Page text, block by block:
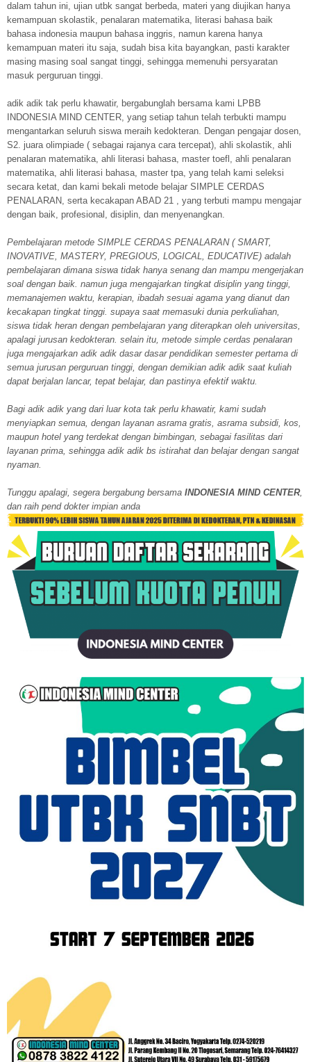
dalam tahun ini, ujian utbk sangat berbeda, materi yang diujikan hanya
kemampuan skolastik, penalaran matematika, literasi bahasa baik
bahasa indonesia maupun bahasa inggris, namun karena hanya
kemampuan materi itu saja, sudah bisa kita bayangkan, pasti karakter
masing masing soal sangat tinggi, sehingga memenuhi persyaratan
masuk perguruan tinggi.
adik adik tak perlu khawatir, bergabunglah bersama kami LPBB
INDONESIA MIND CENTER, yang setiap tahun telah terbukti mampu
mengantarkan seluruh siswa meraih kedokteran. Dengan pengajar dosen,
S2. juara olimpiade ( sebagai rajanya cara tercepat), ahli skolastik, ahli
penalaran matematika, ahli literasi bahasa, master toefl, ahli penalaran
matematika, ahli literasi bahasa, master tpa, yang telah kami seleksi
secara ketat, dan kami bekali metode belajar SIMPLE CERDAS
PENALARAN, serta kecakapan ABAD 21 , yang terbuti mampu mengajar
dengan baik, profesional, disiplin, dan menyenangkan.
Pembelajaran metode SIMPLE CERDAS PENALARAN ( SMART,
INOVATIVE, MASTERY, PREGIOUS, LOGICAL, EDUCATIVE) adalah
pembelajaran dimana siswa tidak hanya senang dan mampu mengerjakan
soal dengan baik. namun juga mengajarkan tingkat disiplin yang tinggi,
memanajemen waktu, kerapian, ibadah sesuai agama yang dianut dan
kecakapan tingkat tinggi. supaya saat memasuki dunia perkuliahan,
siswa tidak heran dengan pembelajaran yang diterapkan oleh universitas,
apalagi jurusan kedokteran. selain itu, metode simple cerdas penalaran
juga mengajarkan adik adik dasar dasar pendidikan semester pertama di
semua jurusan perguruan tinggi, dengan demikian adik adik saat kuliah
dapat berjalan lancar, tepat belajar, dan pastinya efektif waktu.
Bagi adik adik yang dari luar kota tak perlu khawatir, kami sudah
menyiapkan semua, dengan layanan asrama gratis, asrama subsidi, kos,
maupun hotel yang terdekat dengan bimbingan, sebagai fasilitas dari
layanan prima, sehingga adik adik bs istirahat dan belajar dengan sangat
nyaman.
Tunggu apalagi, segera bergabung bersama INDONESIA MIND CENTER,
dan raih pend dokter impian anda